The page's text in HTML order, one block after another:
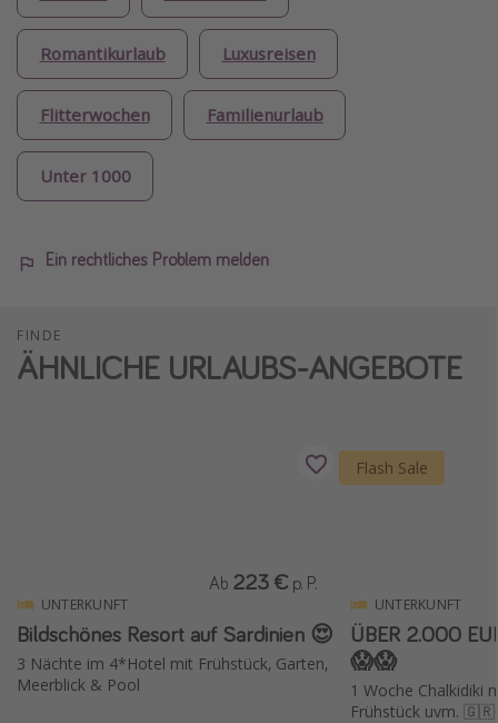
Romantikurlaub Luxusreisen
Flitterwochen Familienurlaub
Unter 1000
Ein rechtliches Problem melden
FINDE
ÄHNLICHE URLAUBS-ANGEBOTE
UNTERKUNFT
Bildschönes Resort auf Sardinien 😍
3 Nächte im 4*Hotel mit Frühstück, Garten,
Meerblick & Pool
Ab 223 € p. P.
Flash Sale
UNTERKUNFT
ÜBER 2.000
😱😱
1 Woche Chalkidiki
Frühstück uvm.